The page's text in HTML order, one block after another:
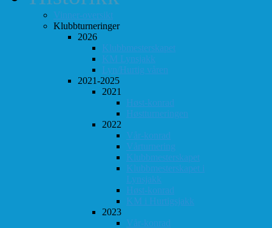
Vinner-oversikt
Klubbturneringer
2026
Klubbmesterskapet
KM Lynsjakk
Lyn/Hurtig våren
2021-2025
2021
Høst-konrad
Høstturneringen
2022
Vår-konrad
Vårturnering
Klubbmesterskapet
Klubbmesterskapet i
Lynsjakk
Høst-konrad
KM i Hurtigsjakk
2023
Vår-konrad